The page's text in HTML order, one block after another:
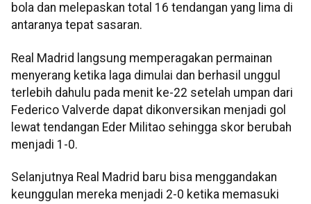
bola dan melepaskan total 16 tendangan yang lima di
antaranya tepat sasaran.
Real Madrid langsung memperagakan permainan
menyerang ketika laga dimulai dan berhasil unggul
terlebih dahulu pada menit ke-22 setelah umpan dari
Federico Valverde dapat dikonversikan menjadi gol
lewat tendangan Eder Militao sehingga skor berubah
menjadi 1-0.
Selanjutnya Real Madrid baru bisa menggandakan
keunggulan mereka menjadi 2-0 ketika memasuki